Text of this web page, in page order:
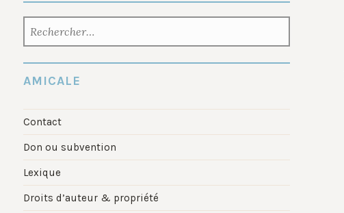
AMICALE
Contact
Don ou subvention
Lexique
Droits d’auteur & propriété